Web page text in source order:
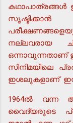
കഥാപാത്രങ്ങള്‍
സൃഷ്ടിക്കാന്‍
നല്ലവരായ
ഒന്നാവുന്നതാണ്
സിനിമയിലെ
ഇശലുകളാണ്
1964ല്‍ വന്ന
വൈദ്യരുടെ